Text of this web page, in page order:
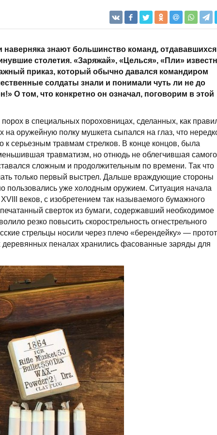
знают большинство команд, отдававшихся
столетия. «Заряжай», «Целься», «Пли»
приказ, который обычно давался командиром
солдаты знали и понимали чуть ли не до
О том, что конкретно он означал, поговорим в этой
в специальных пороховницах, сделанных, как
оружейную полку мушкета сыпался на глаз, что
серьезным травмам стрелков. В конце концов, была
травматизм, но отнюдь не облегчившая самого
сложным и продолжительным по времени. Так что
только первый выстрел. Дальше враждующие стороны
пользовались уже холодным оружием. Ситуация начала
веков, с изобретением так называемого бумажного
сверток из бумаги, содержавший необходимое
резко повысить скорострельность огнестрельного
стрельцы носили через плечо «берендейку» —
пеналах хранились фасованные заряды для